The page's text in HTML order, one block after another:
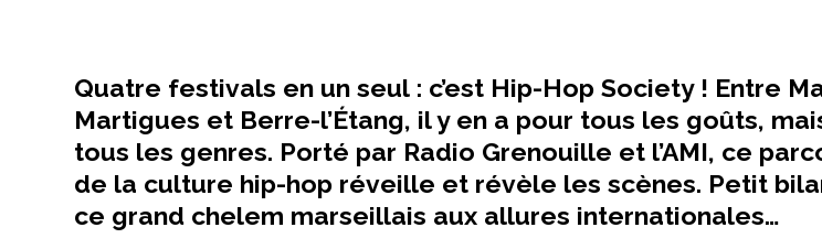
Quatre festivals en un seul : c’est Hip-Hop Society ! Entre
Martigues et Berre-l’Étang, il y en a pour tous les goûts,
tous les genres. Porté par Radio Grenouille et l’AMI, ce
de la culture hip-hop réveille et révèle les scènes. Petit
ce grand chelem marseillais aux allures internationales…